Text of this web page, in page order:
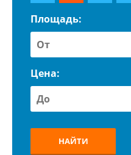
Площадь:
Цена:
НАЙТИ